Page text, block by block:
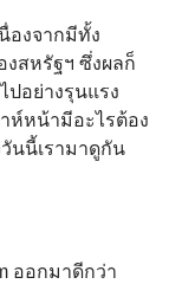
องจากมีทั้ง
งสหรัฐฯ ซึ่งผลก็
ปอย่างรุนแรง
ห์หน้ามีอะไรต้อง
นนี้เรามาดูกัน
ออกมาดีกว่า